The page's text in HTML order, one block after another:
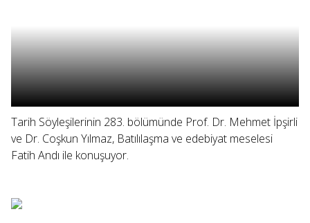
Tarih Söyleşilerinin 283. bölümünde Prof. Dr. Mehmet İpşirli
ve Dr. Coşkun Yılmaz, Batılılaşma ve edebiyat meselesi
Fatih Andı ile konuşuyor.